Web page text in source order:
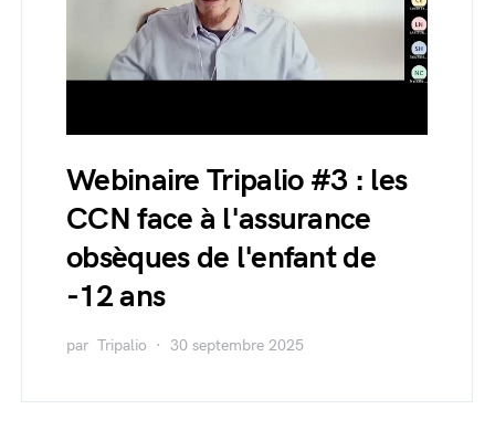
Webinaire Tripalio #3 : les
CCN face à l'assurance
obsèques de l'enfant de
-12 ans
par Tripalio 30 septembre 2025